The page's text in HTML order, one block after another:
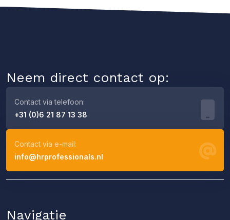
Neem direct contact op:
Contact via telefoon:
+31 (0)6 21 87 13 38
Contact via e-mail:
info@hrprofessionals.nl
Navigatie